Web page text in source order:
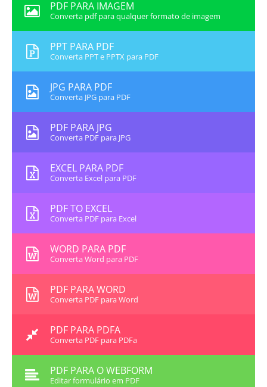
PDF PARA IMAGEM
Converta pdf para qualquer formato de imagem
PPT PARA PDF
Converta PPT e PPTX para PDF
JPG PARA PDF
Converta JPG para PDF
PDF PARA JPG
Converta PDF para JPG
EXCEL PARA PDF
Converta Excel para PDF
PDF TO EXCEL
Converta PDF para Excel
WORD PARA PDF
Converta Word para PDF
PDF PARA WORD
Converta PDF para Word
PDF PARA PDFA
Converta PDF para PDFa
PDF PARA O WEBFORM
Editar formulário em PDF